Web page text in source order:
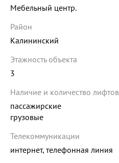
Мебельный центр.
Район
Калининский
Этажность объекта
3
Наличие и количество лифтов
пассажирские
грузовые
Телекоммуникации
интернет, телефонная линия